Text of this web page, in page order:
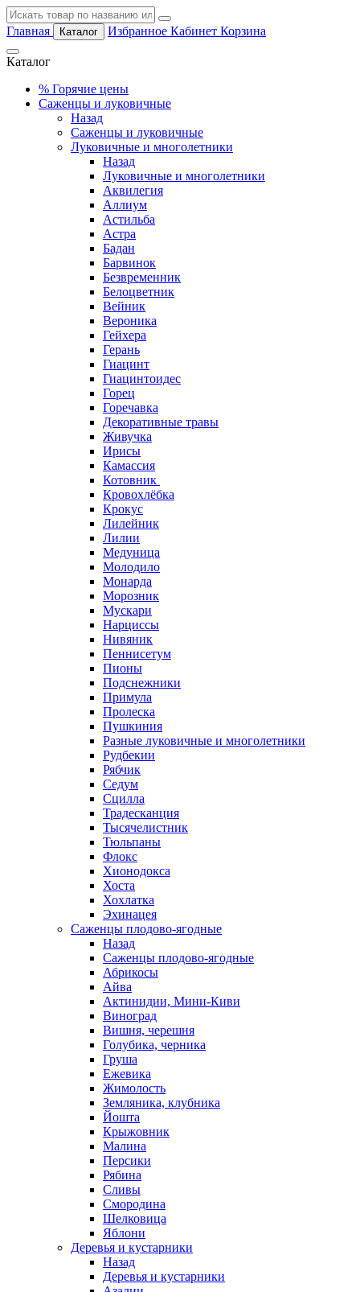
Главная Каталог Избранное Кабинет Корзина
Каталог
% Горячие цены
Саженцы и луковичные
Назад
Саженцы и луковичные
Луковичные и многолетники
Назад
Луковичные и многолетники
Аквилегия
Аллиум
Астильба
Астра
Бадан
Барвинок
Безвременник
Белоцветник
Вейник
Вероника
Гейхера
Герань
Гиацинт
Гиацинтоидес
Горец
Горечавка
Декоративные травы
Живучка
Ирисы
Камассия
Котовник
Кровохлёбка
Крокус
Лилейник
Лилии
Медуница
Молодило
Монарда
Морозник
Мускари
Нарциссы
Нивяник
Пеннисетум
Пионы
Подснежники
Примула
Пролеска
Пушкиния
Разные луковичные и многолетники
Рудбекии
Рябчик
Седум
Сцилла
Традесканция
Тысячелистник
Тюльпаны
Флокс
Хионодокса
Хоста
Хохлатка
Эхинацея
Саженцы плодово-ягодные
Назад
Саженцы плодово-ягодные
Абрикосы
Айва
Актинидии, Мини-Киви
Виноград
Вишня, черешня
Голубика, черника
Груша
Ежевика
Жимолость
Земляника, клубника
Йошта
Крыжовник
Малина
Персики
Рябина
Сливы
Смородина
Шелковица
Яблони
Деревья и кустарники
Назад
Деревья и кустарники